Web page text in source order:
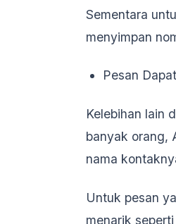
Sementara
menyimpan
Pesan
Kelebihan lain
banyak orang,
nama
Untuk pesan
menarik